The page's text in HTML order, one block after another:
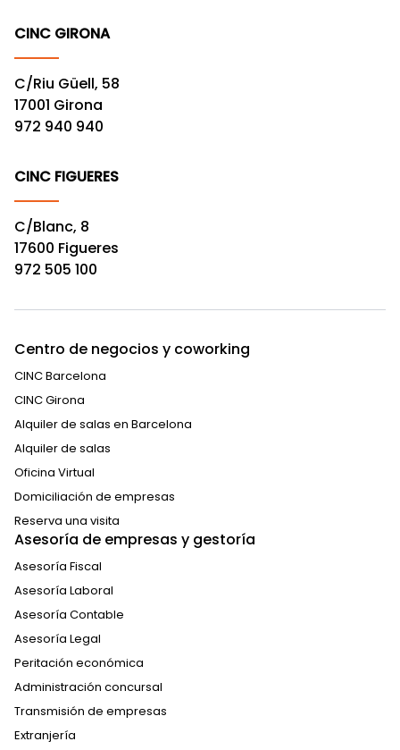
CINC GIRONA
C/Riu Güell, 58
17001 Girona
972 940 940
CINC FIGUERES
C/Blanc, 8
17600 Figueres
972 505 100
Centro de negocios y coworking
CINC Barcelona
CINC Girona
Alquiler de salas en Barcelona
Alquiler de salas
Oficina Virtual
Domiciliación de empresas
Reserva una visita
Asesoría de empresas y gestoría
Asesoría Fiscal
Asesoría Laboral
Asesoría Contable
Asesoría Legal
Peritación económica
Administración concursal
Transmisión de empresas
Extranjería